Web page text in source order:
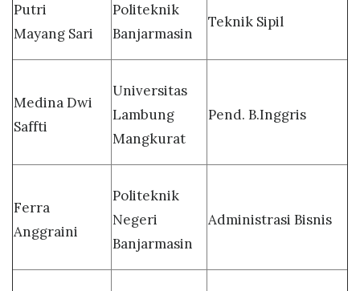
Putri
Mayang Sari
Politeknik
Banjarmasin
Teknik Sipil
Medina Dwi
Saffti
Universitas
Lambung
Mangkurat
Pend. B.Inggris
Ferra
Anggraini
Politeknik
Negeri
Banjarmasin
Administrasi Bisnis